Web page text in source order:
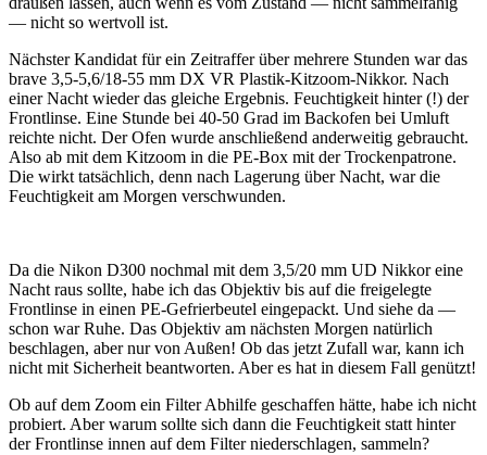
— nicht so wertvoll ist.
Nächster Kandidat für ein Zeitraffer über mehrere Stunden war das
brave 3,5-5,6/18-55 mm DX VR Plastik-Kitzoom-Nikkor. Nach
einer Nacht wieder das gleiche Ergebnis. Feuchtigkeit hinter (!) der
Frontlinse. Eine Stunde bei 40-50 Grad im Backofen bei Umluft
reichte nicht. Der Ofen wurde anschließend anderweitig gebraucht.
Also ab mit dem Kitzoom in die PE-Box mit der Trockenpatrone.
Die wirkt tatsächlich, denn nach Lagerung über Nacht, war die
Feuchtigkeit am Morgen verschwunden.
Da die Nikon D300 nochmal mit dem 3,5/20 mm UD Nikkor eine
Nacht raus sollte, habe ich das Objektiv bis auf die freigelegte
Frontlinse in einen PE-Gefrierbeutel eingepackt. Und siehe da —
schon war Ruhe. Das Objektiv am nächsten Morgen natürlich
beschlagen, aber nur von Außen! Ob das jetzt Zufall war, kann ich
nicht mit Sicherheit beantworten. Aber es hat in diesem Fall genützt!
Ob auf dem Zoom ein Filter Abhilfe geschaffen hätte, habe ich nicht
probiert. Aber warum sollte sich dann die Feuchtigkeit statt hinter
der Frontlinse innen auf dem Filter niederschlagen, sammeln?